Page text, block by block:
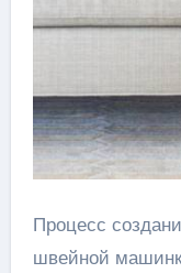
Процесс
швейной